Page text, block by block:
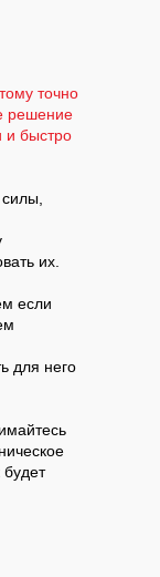
точно
решение
и быстро
их.
если
для него